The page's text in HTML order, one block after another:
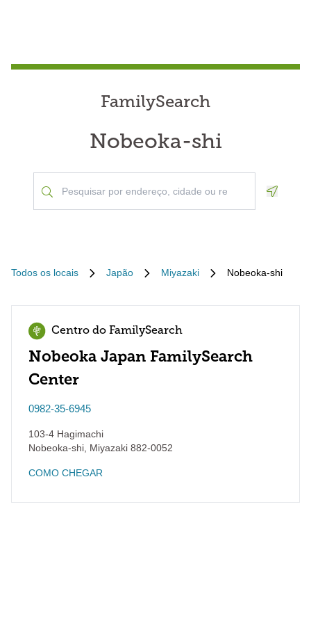
FamilySearch
Nobeoka-shi
Todos os locais Japão Miyazaki Nobeoka-shi
Centro do FamilySearch
Nobeoka Japan FamilySearch
Center
0982-35-6945
103-4 Hagimachi
Nobeoka-shi Miyazaki 882-0052
COMO CHEGAR